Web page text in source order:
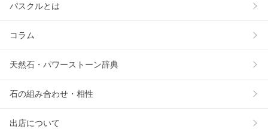
パスクルとは
コラム
天然石・パワーストーン辞典
石の組み合わせ・相性
出店について